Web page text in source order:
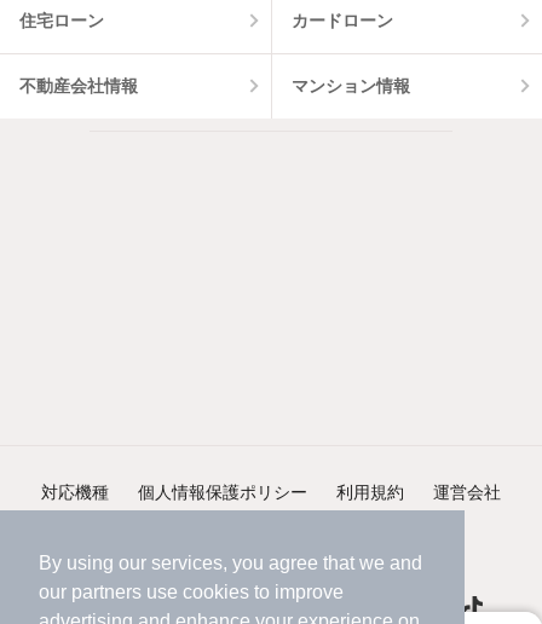
By using our services, you agree that we and
our partners use cookies to improve
住宅ローン カードローン
不動産会社情報 マンション情報
対応機種 個人情報保護ポリシー 利用規約 運営会社